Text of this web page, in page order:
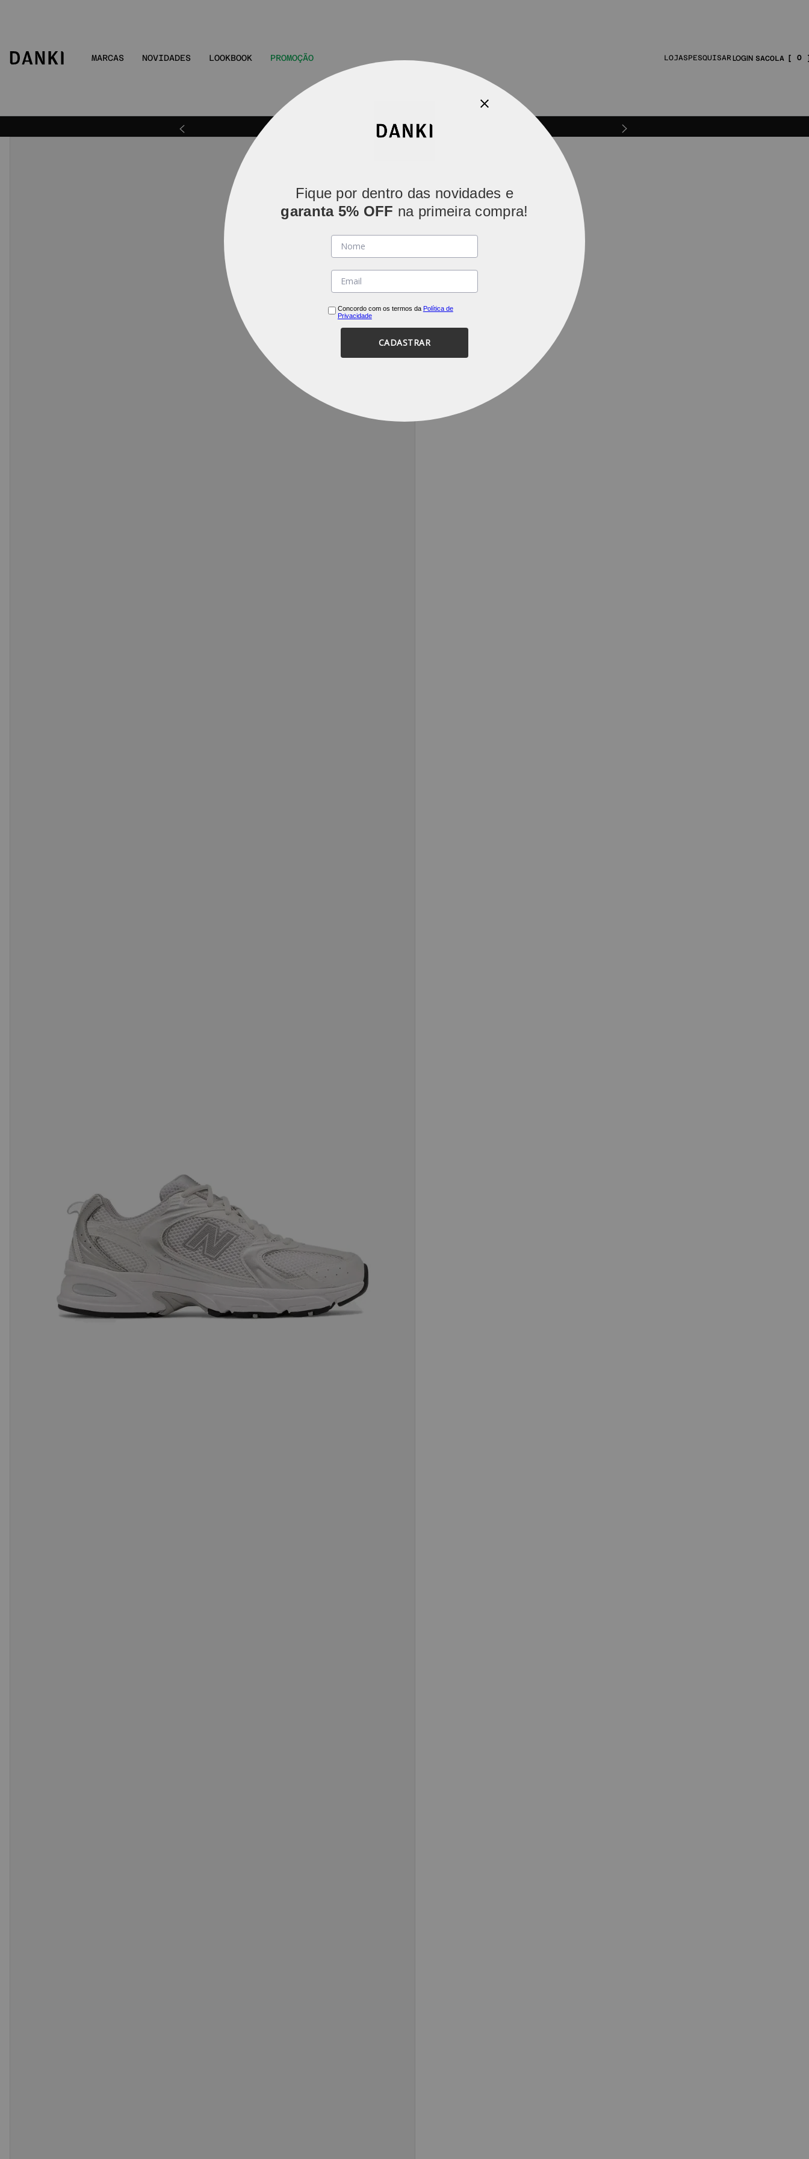
MARCAS NOVIDADES LOOKBOOK PROMOÇÃO LOJASPESQUISAR 0
5x sem juros(parcelas acima de R$ 80).
Fique por dentro das novidades e
garanta 5% OFF na primeira compra!
Concordo com os termos da Política de
Privacidade
CADASTRAR